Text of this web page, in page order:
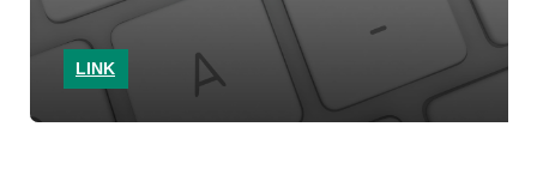
LINK